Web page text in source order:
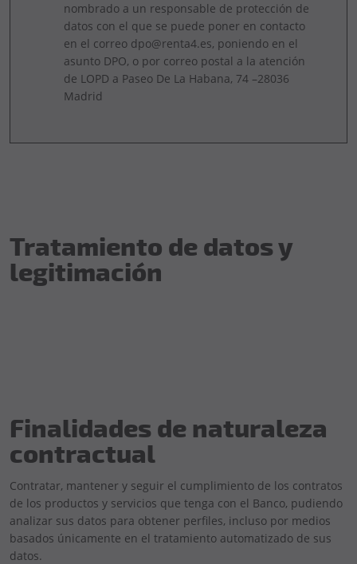
nombrado a un responsable de protección de
datos con el que se puede poner en contacto
en el correo dpo@renta4.es, poniendo en el
asunto DPO, o por correo postal a la atención
de LOPD a Paseo De La Habana, 74 –28036
Madrid
Tratamiento de datos y
legitimación
Finalidades de naturaleza
contractual
Contratar, mantener y seguir el cumplimiento de los contratos
de los productos y servicios que tenga con el Banco, pudiendo
analizar sus datos para obtener perfiles, incluso por medios
basados únicamente en el tratamiento automatizado de sus
datos.